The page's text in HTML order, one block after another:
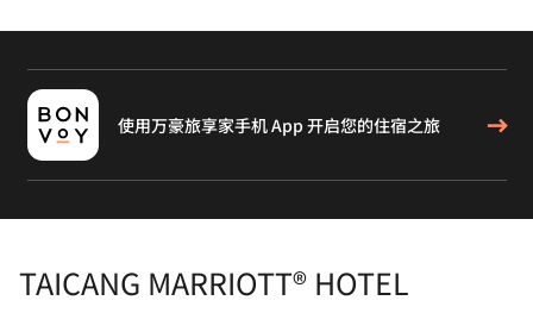
使用万豪旅享家手机 App 开启您的住宿之旅
TAICANG MARRIOTT® HOTEL